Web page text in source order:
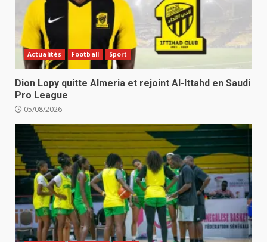
Actualités Football Sport
Dion Lopy quitte Almeria et rejoint Al-Ittahd en Saudi
Pro League
05/08/2026